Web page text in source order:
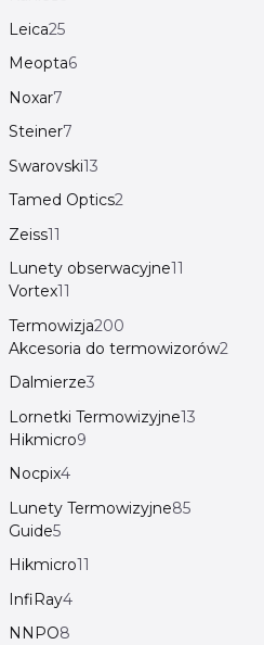
Leica25
Meopta6
Noxar7
Steiner7
Swarovski13
Tamed Optics2
Zeiss11
Lunety obserwacyjne11
Vortex11
Termowizja200
Akcesoria do termowizorów2
Dalmierze3
Lornetki Termowizyjne13
Hikmicro9
Nocpix4
Lunety Termowizyjne85
Guide5
Hikmicro11
InfiRay4
NNPO8